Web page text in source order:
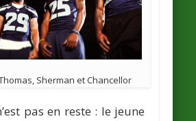
Sherman et Chancellor
pas en reste : le jeune